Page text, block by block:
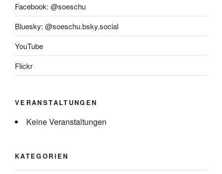
Facebook: @soeschu
Bluesky: @soeschu.bsky.social
YouTube
Flickr
VERANSTALTUNGEN
Keine Veranstaltungen
KATEGORIEN